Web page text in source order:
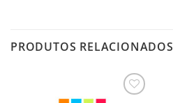
PRODUTOS RELACIONADOS